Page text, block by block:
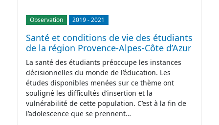
Observation 2019-2021
Santé et conditions de vie des étudiants
de la région Provence-Alpes-Côte d’Azur
La santé des étudiants préoccupe les instances
décisionnelles du monde de l’éducation. Les
études disponibles menées sur ce thème ont
souligné les difficultés d’insertion et la
vulnérabilité de cette population. C’est à la fin de
l’adolescence que se prennent…